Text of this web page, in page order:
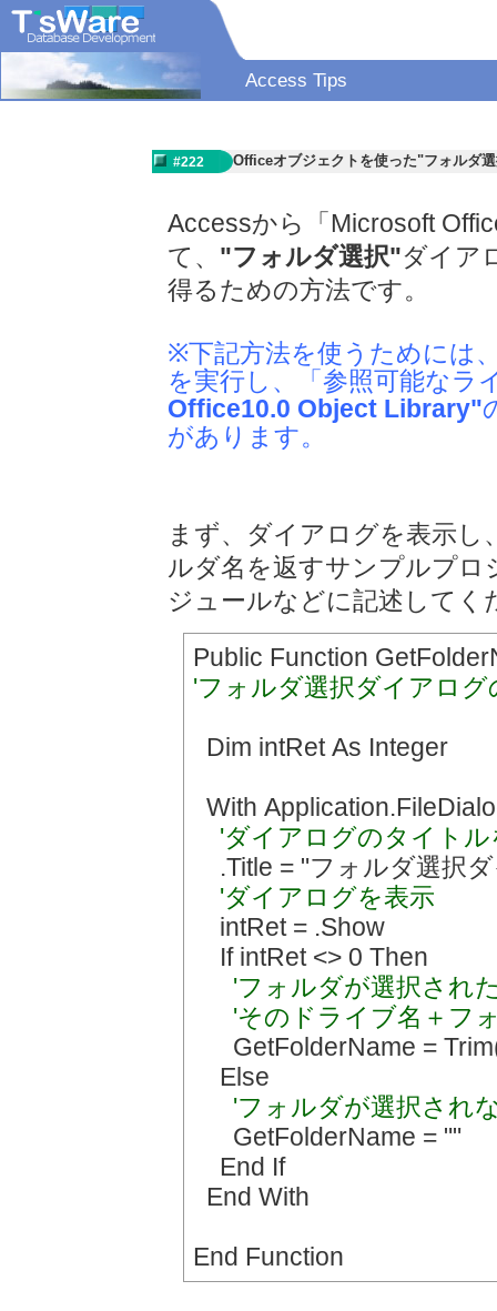
Access Tips
#222 Officeオブジェクトを使った"フォルダ
Accessから「Microsoft
て、 "フォルダ選択"ダイア
得るための方法です。
※下記方法を使うためには
を実行し、「参照可能なラ
Office10.0 Object Library"
があります。
まず、ダイアログを表示
ルダ名を返すサンプルプ
ジュールなどに記述してく
Public Function
'フォルダ選択ダイアログ
Dim intRet As Integer
With
'ダイアログのタイトル
.Title = "フォルダ選択
'ダイアログを表示
intRet = .Show
If intRet <> 0 Then
'フォルダが選択され
'そのドライブ名＋フ
GetFolderName =
Else
'フォルダが選択され
GetFolderName = ""
End If
End With
End Function